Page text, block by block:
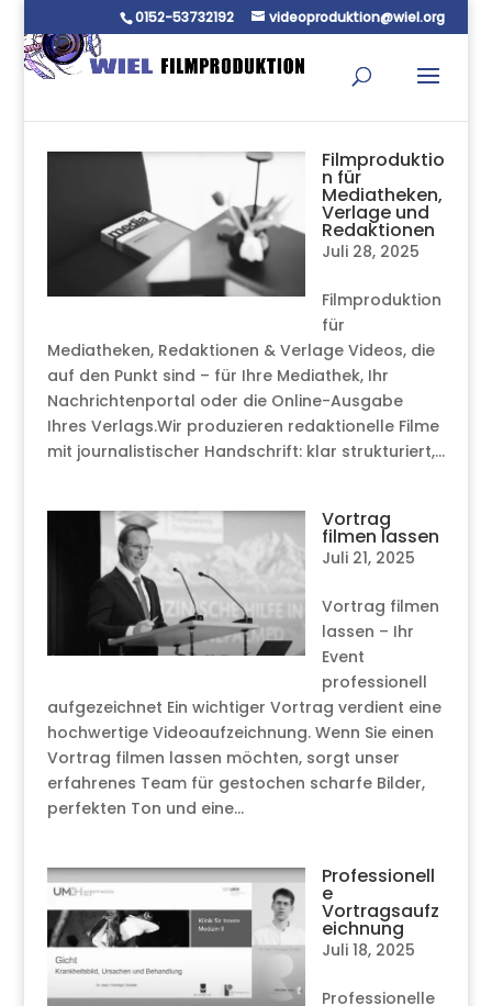
0152-53732192 videoproduktion@wiel.org
Filmproduktio
n für
Mediatheken,
Verlage und
Redaktionen
Juli 28, 2025
Filmproduktion
für
Mediatheken, Redaktionen & Verlage Videos, die
auf den Punkt sind – für Ihre Mediathek, Ihr
Nachrichtenportal oder die Online-Ausgabe
Ihres Verlags.Wir produzieren redaktionelle Filme
mit journalistischer Handschrift: klar strukturiert,...
Vortrag
filmen lassen
Juli 21, 2025
Vortrag filmen
lassen – Ihr
Event
professionell
aufgezeichnet Ein wichtiger Vortrag verdient eine
hochwertige Videoaufzeichnung. Wenn Sie einen
Vortrag filmen lassen möchten, sorgt unser
erfahrenes Team für gestochen scharfe Bilder,
perfekten Ton und eine...
Professionell
e
Vortragsaufz
eichnung
Juli 18, 2025
Professionelle